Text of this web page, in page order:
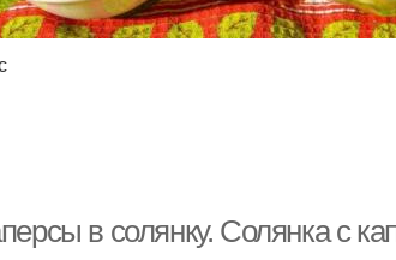
в солянку. Солянка с